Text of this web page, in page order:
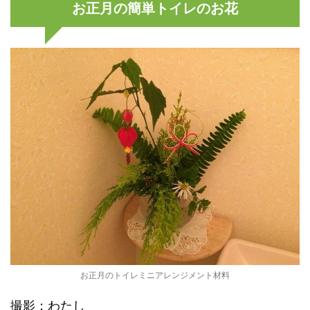
お正月の簡単トイレのお花
お正月のトイレミニアレンジメント材料
撮影：わたし